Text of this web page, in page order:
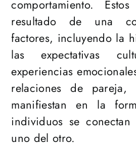
comportamiento.
resultado de una
factores, incluyendo la
las expectativas
experiencias
relaciones de pareja,
manifiestan en la
individuos se
uno del otro.